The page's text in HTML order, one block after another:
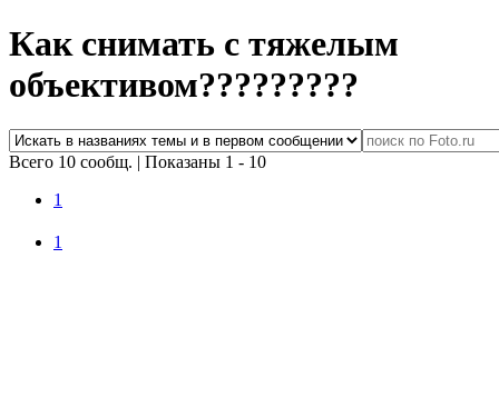
Как снимать с тяжелым
объективом?????????
Всего 10 сообщ. | Показаны 1 - 10
1
1